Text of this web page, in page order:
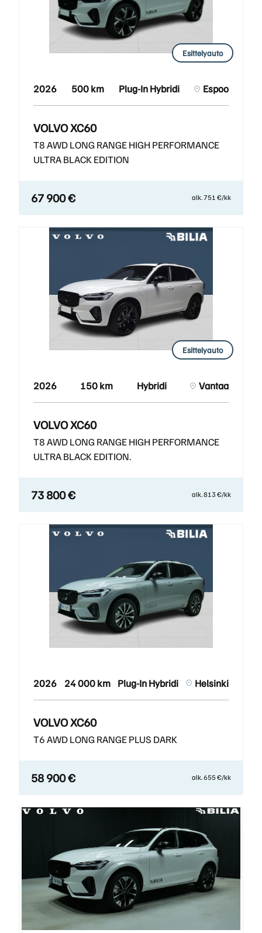
Esittelyauto
2026 500 km Plug-In Hybridi Espoo
VOLVO XC60
T8 AWD LONG RANGE HIGH PERFORMANCE
ULTRA BLACK EDITION
67 900 € alk. 751 €/kk
Esittelyauto
2026 150 km Hybridi Vantaa
VOLVO XC60
T8 AWD LONG RANGE HIGH PERFORMANCE
ULTRA BLACK EDITION.
73 800 € alk. 813 €/kk
2026 24 000 km Plug-In Hybridi Helsinki
VOLVO XC60
T6 AWD LONG RANGE PLUS DARK
58 900 € alk. 655 €/kk